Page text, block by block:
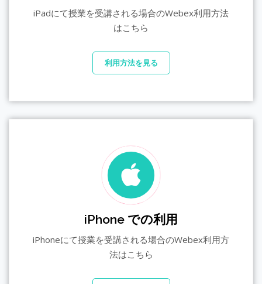
iPadにて授業を受講される場合のWebex利用方法
はこちら
利用方法を見る
iPhone での利用
iPhoneにて授業を受講される場合のWebex利用方
法はこちら